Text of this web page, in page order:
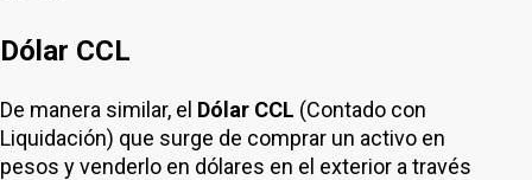
Dólar CCL
De manera similar, el Dólar CCL (Contado con
Liquidación) que surge de comprar un activo en
pesos y venderlo en dólares en el exterior a través